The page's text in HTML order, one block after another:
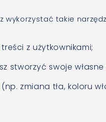
wykorzystać takie
z użytkownikami;
stworzyć swoje
zmiana tła, koloru